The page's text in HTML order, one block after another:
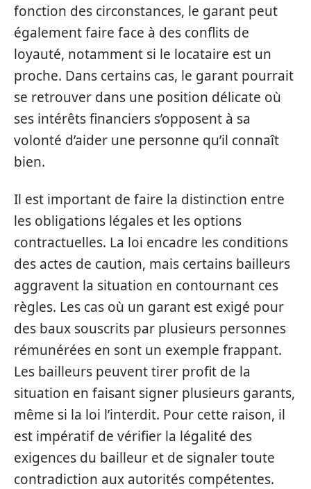
fonction des circonstances, le garant peut
également faire face à des conflits de
loyauté, notamment si le locataire est un
proche. Dans certains cas, le garant pourrait
se retrouver dans une position délicate où
ses intérêts financiers s’opposent à sa
volonté d’aider une personne qu’il connaît
bien.
Il est important de faire la distinction entre
les obligations légales et les options
contractuelles. La loi encadre les conditions
des actes de caution, mais certains bailleurs
aggravent la situation en contournant ces
règles. Les cas où un garant est exigé pour
des baux souscrits par plusieurs personnes
rémunérées en sont un exemple frappant.
Les bailleurs peuvent tirer profit de la
situation en faisant signer plusieurs garants,
même si la loi l’interdit. Pour cette raison, il
est impératif de vérifier la légalité des
exigences du bailleur et de signaler toute
contradiction aux autorités compétentes.